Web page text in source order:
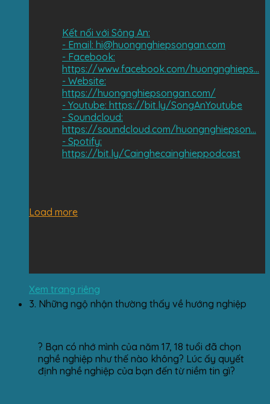
Kết nối với Sông An:
- Email: hi@huongnghiepsongan.com
- Facebook:
https://www.facebook.com/huongnghieps...
- Website:
https://huongnghiepsongan.com/​​
- Youtube: https://bit.ly/SongAnYoutube​​
- Soundcloud:
https://soundcloud.com/huongnghiepson...
- Spotify:
https://bit.ly/Cainghecainghieppodcast
Load more
Xem trang riêng
3. Những ngộ nhận thường thấy về hướng nghiệp
? Bạn có nhớ mình của năm 17, 18 tuổi đã chọn
nghề nghiệp như thế nào không? Lúc ấy quyết
định nghề nghiệp của bạn đến từ niềm tin gì?